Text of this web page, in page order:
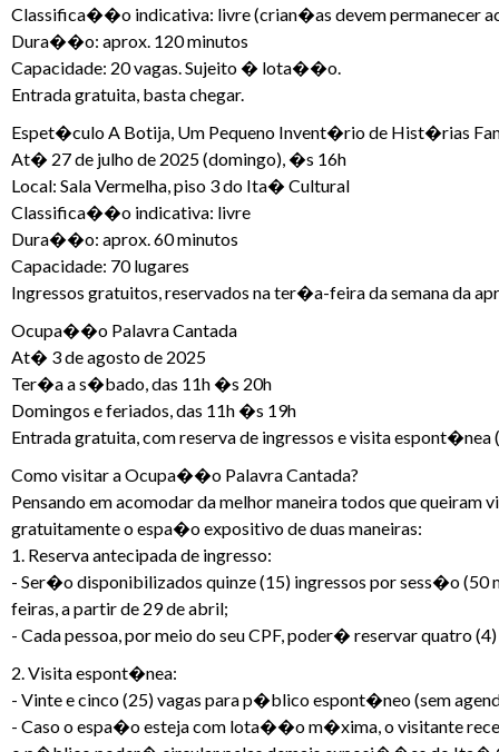
Classifica��o indicativa: livre (crian�as devem permanecer
Dura��o: aprox. 120 minutos
Capacidade: 20 vagas. Sujeito � lota��o.
Entrada gratuita, basta chegar.
Espet�culo A Botija, Um Pequeno Invent�rio de Hist�rias
At� 27 de julho de 2025 (domingo), �s 16h
Local: Sala Vermelha, piso 3 do Ita� Cultural
Classifica��o indicativa: livre
Dura��o: aprox. 60 minutos
Capacidade: 70 lugares
Ingressos gratuitos, reservados na ter�a-feira da semana da
Ocupa��o Palavra Cantada
At� 3 de agosto de 2025
Ter�a a s�bado, das 11h �s 20h
Domingos e feriados, das 11h �s 19h
Entrada gratuita, com reserva de ingressos e visita espont�nea
Como visitar a Ocupa��o Palavra Cantada?
Pensando em acomodar da melhor maneira todos que
gratuitamente o espa�o expositivo de duas maneiras:
1. Reserva antecipada de ingresso:
- Ser�o disponibilizados quinze (15) ingressos por sess�o
feiras, a partir de 29 de abril;
- Cada pessoa, por meio do seu CPF, poder� reservar quatro
2. Visita espont�nea:
- Vinte e cinco (25) vagas para p�blico espont�neo (sem
- Caso o espa�o esteja com lota��o m�xima, o visitante